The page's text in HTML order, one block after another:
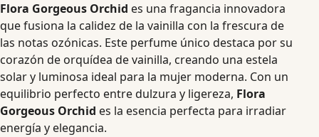
Flora Gorgeous Orchid es una fragancia innovadora
que fusiona la calidez de la vainilla con la frescura de
las notas ozónicas. Este perfume único destaca por su
corazón de orquídea de vainilla, creando una estela
solar y luminosa ideal para la mujer moderna. Con un
equilibrio perfecto entre dulzura y ligereza, Flora
Gorgeous Orchid es la esencia perfecta para irradiar
energía y elegancia.